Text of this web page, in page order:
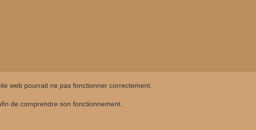
web pourrait ne pas fonctionner correctement.
de comprendre son fonctionnement.